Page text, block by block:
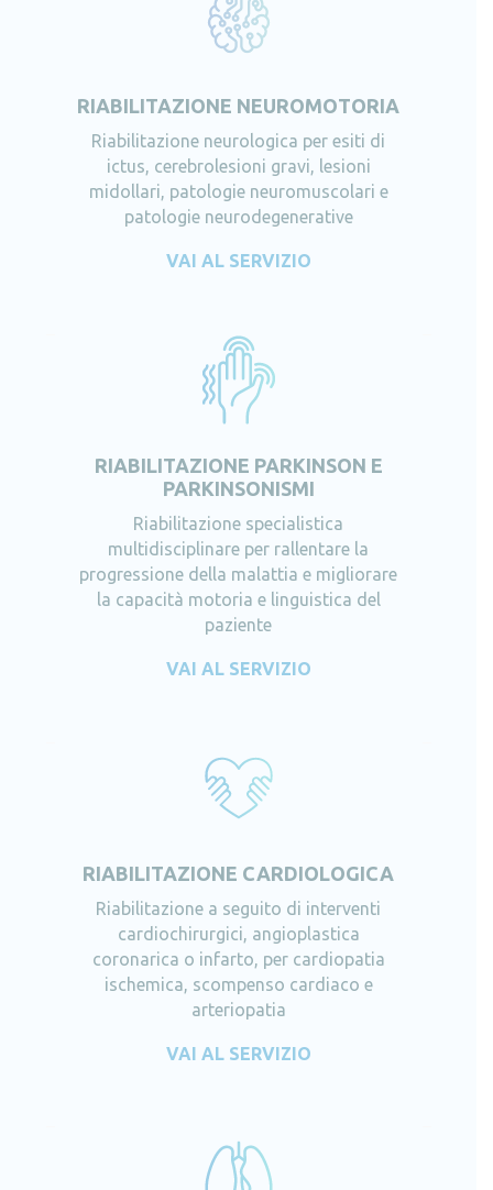
RIABILITAZIONE NEUROMOTORIA
Riabilitazione neurologica per esiti di
ictus, cerebrolesioni gravi, lesioni
midollari, patologie neuromuscolari e
patologie neurodegenerative
VAI AL SERVIZIO
RIABILITAZIONE PARKINSON E
PARKINSONISMI
Riabilitazione specialistica
multidisciplinare per rallentare la
progressione della malattia e migliorare
la capacità motoria e linguistica del
paziente
VAI AL SERVIZIO
RIABILITAZIONE CARDIOLOGICA
Riabilitazione a seguito di interventi
cardiochirurgici, angioplastica
coronarica o infarto, per cardiopatia
ischemica, scompenso cardiaco e
arteriopatia
VAI AL SERVIZIO